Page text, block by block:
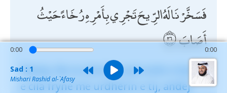
فَسَخَّرْنَا لَهُ الرِّيحَ تَجْرِي بِأَمْرِهِ رُخَاءً حَيْثُ
أَصَابَ
Pastaj, Ne ia nënshtruam erën e butë,
e cila frynë me urdhërin e tij, andej
0:00 0:00
Sad : 1
Mishari Rashid al-`Afasy